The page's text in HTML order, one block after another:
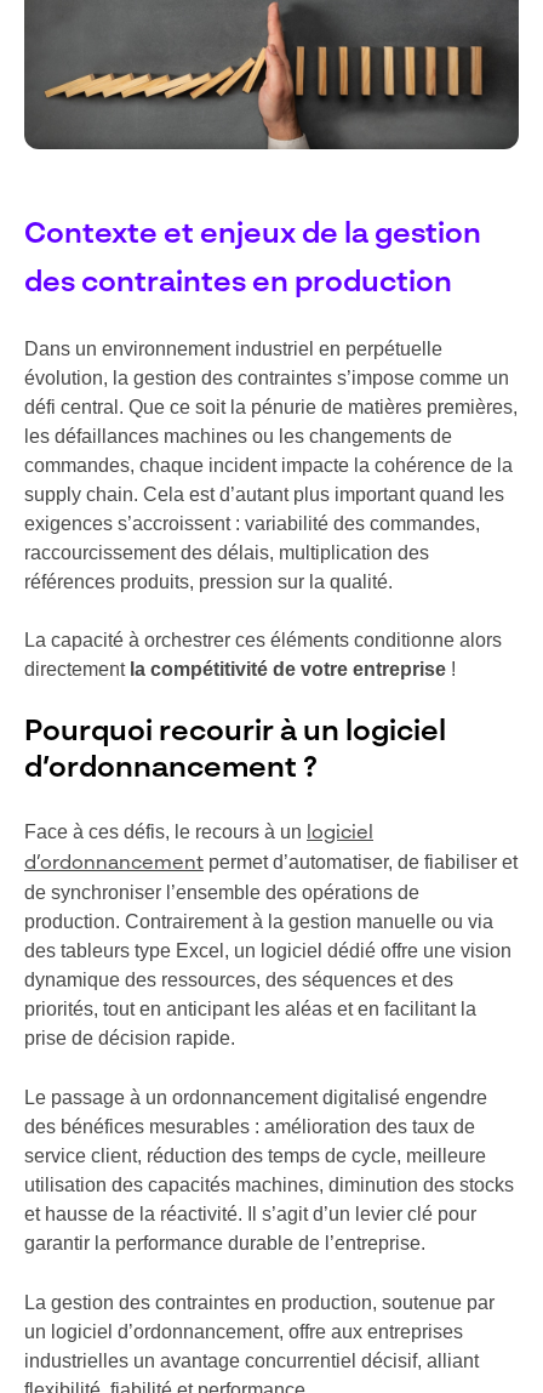
Contexte et enjeux de la gestion
des contraintes en production
Dans un environnement industriel en perpétuelle
évolution, la gestion des contraintes s’impose comme un
défi central. Que ce soit la pénurie de matières premières,
les défaillances machines ou les changements de
commandes, chaque incident impacte la cohérence de la
supply chain. Cela est d’autant plus important quand les
exigences s’accroissent : variabilité des commandes,
raccourcissement des délais, multiplication des
références produits, pression sur la qualité.
La capacité à orchestrer ces éléments conditionne alors
directement la compétitivité de votre entreprise !
Pourquoi recourir à un logiciel
d’ordonnancement ?
Face à ces défis, le recours à un logiciel
d’ordonnancement permet d’automatiser, de fiabiliser et
de synchroniser l’ensemble des opérations de
production. Contrairement à la gestion manuelle ou via
des tableurs type Excel, un logiciel dédié offre une vision
dynamique des ressources, des séquences et des
priorités, tout en anticipant les aléas et en facilitant la
prise de décision rapide.
Le passage à un ordonnancement digitalisé engendre
des bénéfices mesurables : amélioration des taux de
service client, réduction des temps de cycle, meilleure
utilisation des capacités machines, diminution des stocks
et hausse de la réactivité. Il s’agit d’un levier clé pour
garantir la performance durable de l’entreprise.
La gestion des contraintes en production, soutenue par
un logiciel d’ordonnancement, offre aux entreprises
industrielles un avantage concurrentiel décisif, alliant